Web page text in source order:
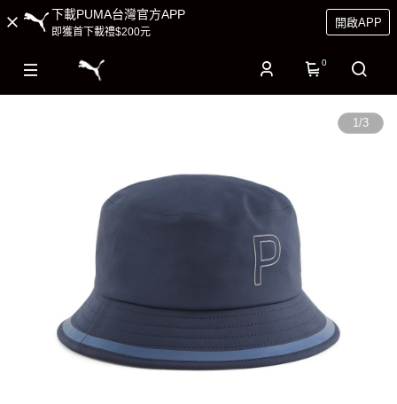
下載PUMA台灣官方APP
即獲首下載禮$200元
開啟APP
0
1/3